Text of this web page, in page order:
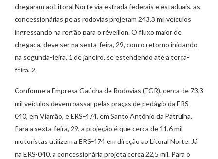
chegaram ao Litoral Norte via estrada federais e estaduais, as
concessionárias pelas rodovias projetam 243,3 mil veículos
ingressando na região para o réveillon. O fluxo maior de
chegada, deve ser na sexta-feira, 29, com o retorno iniciando
na segunda-feira, 1 de janeiro, se estendendo até a terça-
feira, 2.
Conforme a Empresa Gaúcha de Rodovias (EGR), cerca de 73,3
mil veículos devem passar pelas praças de pedágio da ERS-
040, em Viamão, e ERS-474, em Santo Antônio da Patrulha.
Para a sexta-feira, 29, a projeção é que cerca de 11,6 mil
motoristas utilizem a ERS-474 em direção ao Litoral Norte. Já
na ERS-040, a concessionária projeta cerca 22,5 mil. Para o